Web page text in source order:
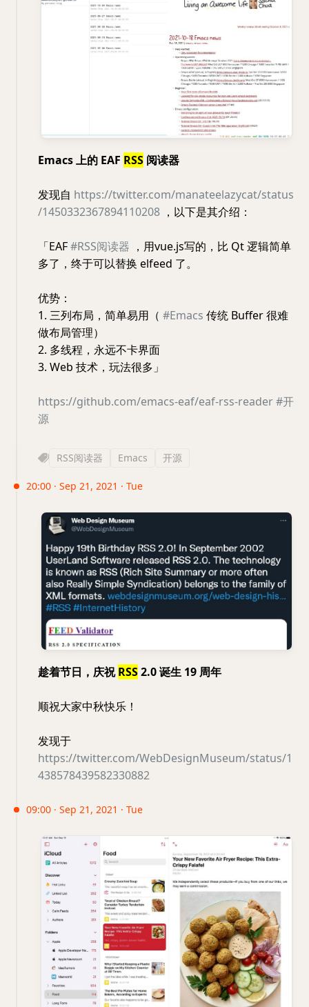
Emacs 上的 EAF RSS 阅读器
发现自 https://twitter.com/manateelazycat/status
/1450332367894110208 ，以下是其介绍：
「EAF#RSS阅读器 ，用vue.js写的，比 Qt 逻辑简单
多了，终于可以替换 elfeed 了。
优势：
1. 三列布局，简单易用（ #Emacs 传统 Buffer 很难
做布局管理）
2. 多线程，永远不卡界面
3. Web 技术，玩法很多」
https://github.com/emacs-eaf/eaf-rss-reader#开
源
RSS阅读器 Emacs 开源
20:00 · Sep 21, 2021 · Tue
趁着节日，庆祝RSS2.0 诞生 19 周年
顺祝大家中秋快乐！
发现于
https://twitter.com/WebDesignMuseum/status/1
438578439582330882
09:00 · Sep 21, 2021 · Tue